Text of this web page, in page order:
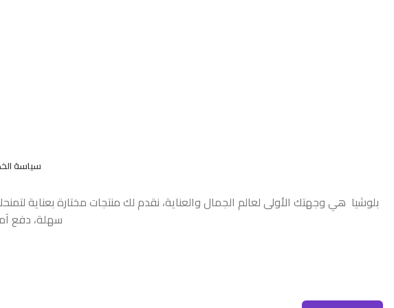
سياسة
بلوشيا هي وجهتك الأولى لعالم الجمال والعناية، نقدم لك منتجات مختارة بعناية
سهلة، دفع